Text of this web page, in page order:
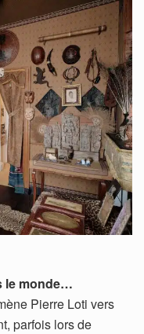
le monde…
Pierre Loti vers
parfois lors de